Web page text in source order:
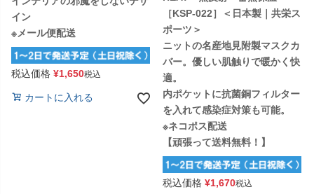
イン
※メール便配送
税込価格 ¥1,650税込
カートに入れる
［KSP-022］＜日本製｜共栄ス
ポーツ＞
ニットの名産地見附製マスクカ
バー。優しい肌触りで暖かく快
適。
内ポケットに抗菌銅フィルター
を入れて感染症対策も可能。
※ネコポス配送
【頑張って送料無料！】
税込価格 ¥1,670税込